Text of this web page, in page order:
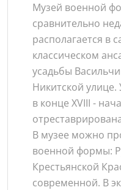
Музей военной
сравнительно
располагается в
классическом
усадьбы
Никитской
в конце XVIII -
В музее можно
военной формы:
Крестьянской
современной. В